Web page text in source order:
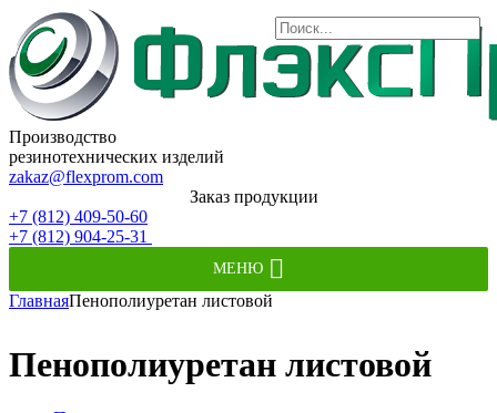
Производство
резинотехнических изделий
zakaz@flexprom.com
Заказ продукции
+7 (812) 409-50-60
+7 (812) 904-25-31
МЕНЮ
ГлавнаяПенополиуретан листовой
Пенополиуретан листовой